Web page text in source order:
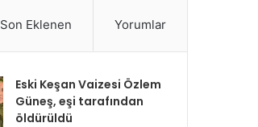
Son Eklenen Yorumlar
Eski Keşan Vaizesi Özlem
Güneş, eşi tarafından
öldürüldü